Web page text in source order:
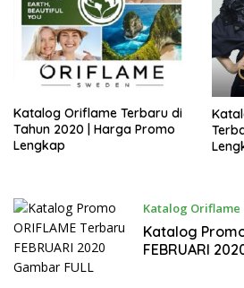
Katalog Oriflame Terbaru di
Tahun 2020 | Harga Promo
Lengkap
Katalog Oriflame
Katalog
FEBRUARI